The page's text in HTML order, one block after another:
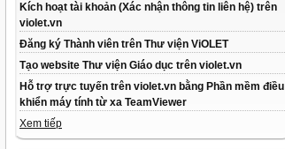
Kích hoạt tài khoản (Xác nhận thông tin liên hệ) trên
violet.vn
Đăng ký Thành viên trên Thư viện ViOLET
Tạo website Thư viện Giáo dục trên violet.vn
Hỗ trợ trực tuyến trên violet.vn bằng Phần mềm điều
khiển máy tính từ xa TeamViewer
Xem tiếp